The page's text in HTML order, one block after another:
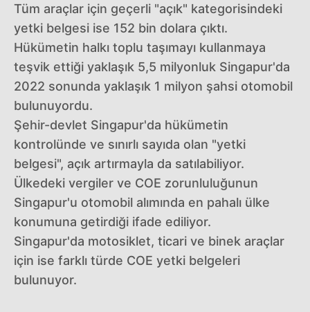
Tüm araçlar için geçerli "açık" kategorisindeki
yetki belgesi ise 152 bin dolara çıktı.
Hükümetin halkı toplu taşımayı kullanmaya
teşvik ettiği yaklaşık 5,5 milyonluk Singapur'da
2022 sonunda yaklaşık 1 milyon şahsi otomobil
bulunuyordu.
Şehir-devlet Singapur'da hükümetin
kontrolünde ve sınırlı sayıda olan "yetki
belgesi", açık artırmayla da satılabiliyor.
Ülkedeki vergiler ve COE zorunluluğunun
Singapur'u otomobil alımında en pahalı ülke
konumuna getirdiği ifade ediliyor.
Singapur'da motosiklet, ticari ve binek araçlar
için ise farklı türde COE yetki belgeleri
bulunuyor.